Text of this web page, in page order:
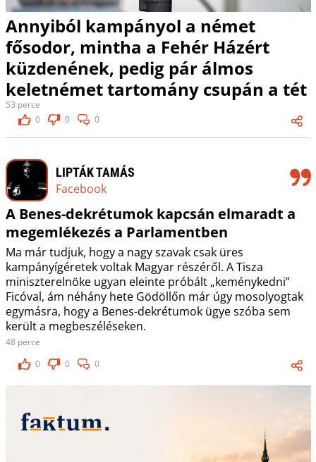
Annyiból kampányol a német
fősodor, mintha a Fehér Házért
küzdenének, pedig pár álmos
keletnémet tartomány csupán a tét
53 perce
0
0 0
LIPTÁK TAMÁS
Facebook
A Benes-dekrétumok kapcsán elmaradt a
megemlékezés a Parlamentben
Ma már tudjuk, hogy a nagy szavak csak üres
kampányígéretek voltak Magyar részéről. A Tisza
miniszterelnöke ugyan eleinte próbált „keménykedni”
Ficóval, ám néhány hete Gödöllőn már úgy mosolyogtak
egymásra, hogy a Benes-dekrétumok ügye szóba sem
került a megbeszéléseken.
48 perce
0
0 0